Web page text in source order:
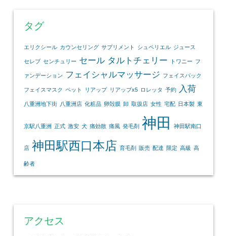
タグ
エリクシール カウンセリング サプリメント シュペリエル ジュース
セレブ センチュリー セール タルトチェリー トワニー フ
ァンデーション フェイシャルマッサージ フェイスパック
フェイスマスク ペット リアップ リアップx5 ロレッタ 予約 入荷
八重洲地下街 八重洲店 化粧品 卵殻膜 卸 取扱店 女性 宅配 日本製 東
京駅八重洲 正式 激安 犬 痛効散 痛風 発毛剤 神田 神田駅南口
店 神田駅西口本店 育毛剤 販売 配達 限定 高級 高
齢者
アクセス